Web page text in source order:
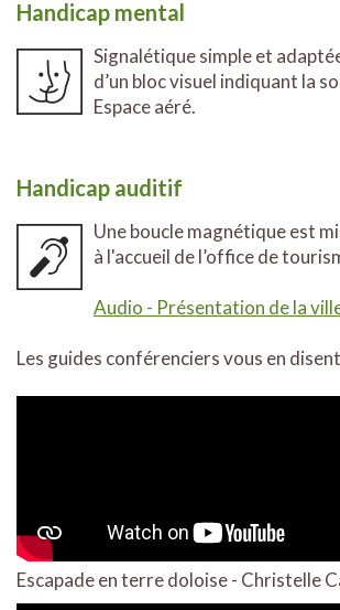
Handicap mental
Signalétique simple et
d’un bloc visuel indiquant la
Espace aéré.
Handicap auditif
Une boucle magnétique est
à l'accueil de l’office de
Audio - Présentation de la
Les guides conférenciers vous en
Escapade en terre doloise - Christelle